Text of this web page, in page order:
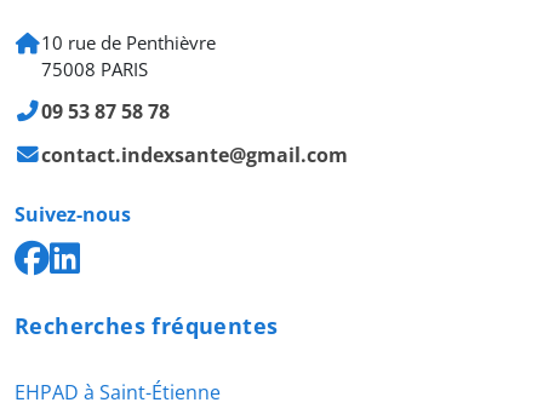
10 rue de Penthièvre
75008 PARIS
09 53 87 58 78
contact.indexsante@gmail.com
Suivez-nous
Recherches fréquentes
EHPAD à Saint-Étienne